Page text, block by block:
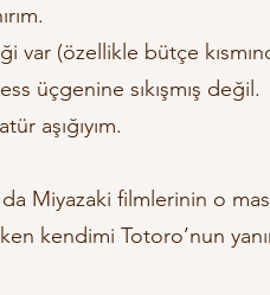
var (özellikle bütçe
üçgenine sıkışmış değil.
aşığıyım.
Miyazaki filmlerinin o
kendimi Totoro’nun